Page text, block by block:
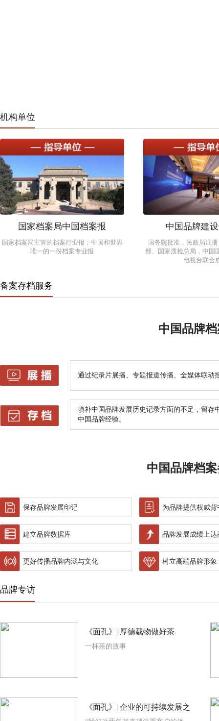
机构单位
国家档案局中国档案报
国家档案局主管的档案行业报；中国和世界
唯一的一份档案专业报
中国品牌建
国务院批准，民政局注
部、国家质检总局，中国
电视台联合
备案存档服务
中国品牌
通过纪录片展播、专题报道传播、全媒体联动
填补中国品牌发展历史记录方面的不足，留存
中国品牌经验。
中国品牌档
保存品牌发展印记 为品牌提供权威背
建立品牌数据库 品牌发展成绩上达
更好传播品牌内涵与文化 树立高端品牌形象
品牌专访
《面孔》| 厚德载物做好茶
一杯茶的故事
《面孔》| 企业的可持续发展之